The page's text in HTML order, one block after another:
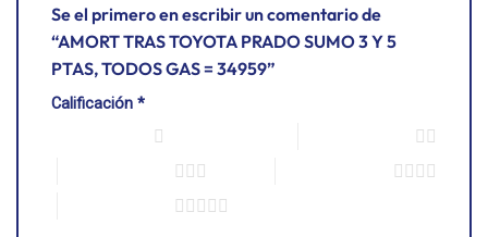
Se el primero en escribir un comentario de
“AMORT TRAS TOYOTA PRADO SUMO 3 Y 5
PTAS, TODOS GAS = 34959”
Calificación *